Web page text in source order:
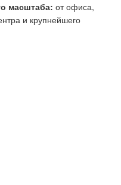
масштаба: от офиса,
и крупнейшего